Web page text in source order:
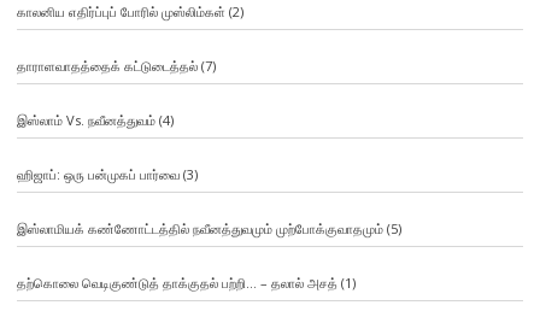
காலனிய எதிர்ப்புப் போரில் முஸ்லிம்கள் (2)
தாராளவாதத்தைக் கட்டுடைத்தல்(7)
இஸ்லாம் Vs. நவீனத்துவம்(4)
ஹிஜாப்: ஒரு பன்முகப் பார்வை(3)
இஸ்லாமியக் கண்ணோட்டத்தில் நவீனத்துவமும் முற்போக்குவாதமும்(5)
தற்கொலை வெடிகுண்டுத் தாக்குதல் பற்றி… – தலால் அசத் (1)